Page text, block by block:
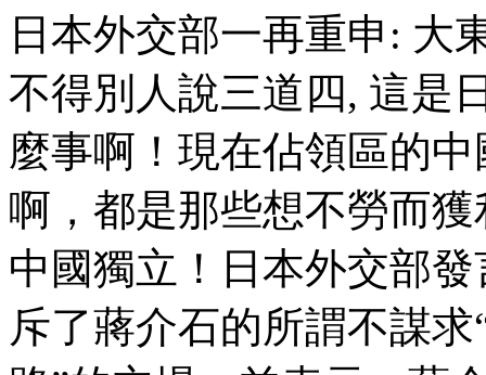
日本外交部一再重申: 大
不得別人說三道四, 這是
麼事啊！現在佔領區的
啊，都是那些想不勞而
中國獨立！日本外交部
斥了蔣介石的所謂不謀